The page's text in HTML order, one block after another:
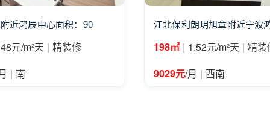
近鸿辰中心面积：90
元/m²天 | 精装修
| 南
江北保利朗玥旭章附近宁波
198㎡ | 1.52元/m²天 | 精装
9029元/月 | 西南